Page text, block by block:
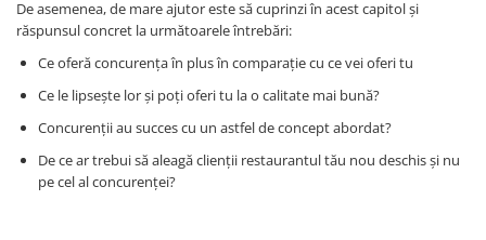
De asemenea, de mare ajutor este să cuprinzi în acest capitol și
răspunsul concret la următoarele întrebări:
Ce oferă concurența în plus în comparație cu ce vei oferi tu
Ce le lipsește lor și poți oferi tu la o calitate mai bună?
Concurenții au succes cu un astfel de concept abordat?
De ce ar trebui să aleagă clienții restaurantul tău nou deschis și nu
pe cel al concurenței?